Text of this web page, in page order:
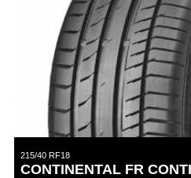
215/40 RF18
CONTINENTAL FR